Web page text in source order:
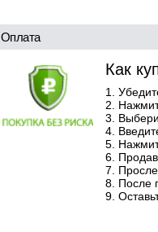
Оплата
Как
После